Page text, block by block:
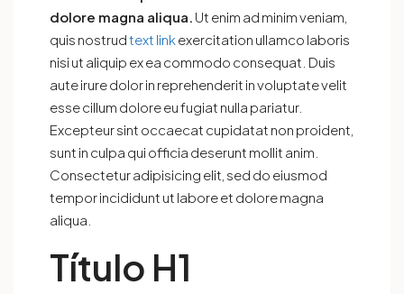
dolore magna aliqua. Ut enim ad minim veniam,
quis nostrudtext linkexercitation ullamco laboris
nisi ut aliquip ex ea commodo consequat. Duis
aute irure dolor in reprehenderit in voluptate velit
esse cillum dolore eu fugiat nulla pariatur.
Excepteur sint occaecat cupidatat non proident,
sunt in culpa qui officia deserunt mollit anim.
Consectetur adipisicing elit, sed do eiusmod
tempor incididunt ut labore et dolore magna
aliqua.
Título H1